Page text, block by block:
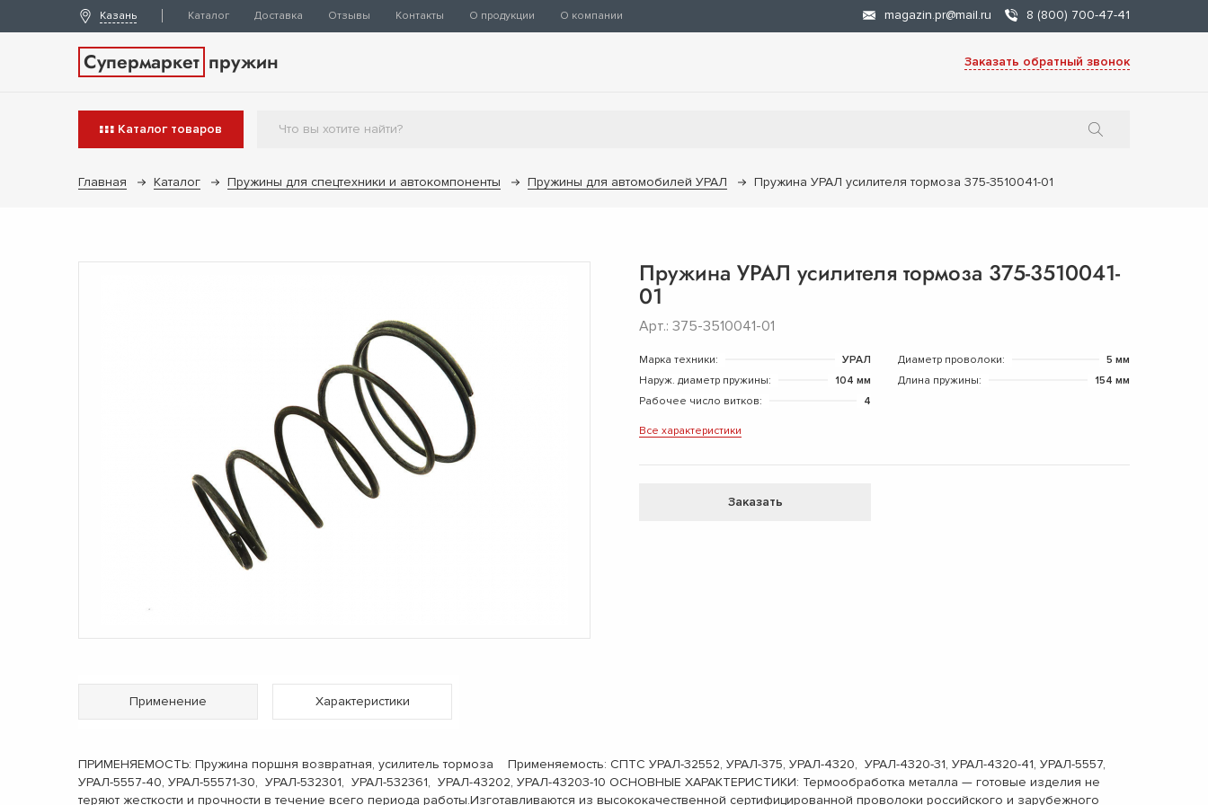
Казань Каталог Доставка Отзывы Контакты О продукции О компании magazin.pr@mail.ru 8 (800) 700-47-41
Супермаркет пружин Заказать обратный звонок
Каталог товаров
Главная Каталог Пружины для спецтехники и автокомпоненты Пружины для автомобилей УРАЛ Пружина УРАЛ усилителя тормоза 375-3510041-01
Пружина УРАЛ усилителя тормоза 375-3510041-
01
Арт.: 375-3510041-01
Марка техники: УРАЛ Диаметр проволоки:
5 мм
Наруж. диаметр пружины:
104 мм Длина пружины:
154 мм
Рабочее число витков:
4
Все характеристики
Заказать
Применение Характеристики
ПРИМЕНЯЕМОСТЬ: Пружина поршня возвратная, усилитель тормоза Применяемость: СПТС УРАЛ-32552, УРАЛ-375, УРАЛ-4320, УРАЛ-4320-31, УРАЛ-4320-41, УРАЛ-5557,
УРАЛ-5557-40, УРАЛ-55571-30, УРАЛ-532301, УРАЛ-532361, УРАЛ-43202, УРАЛ-43203-10 ОСНОВНЫЕ ХАРАКТЕРИСТИКИ: Термообработка металла — готовые изделия не
теряют жесткости и прочности в течение всего периода работы.Изготавливаются из высококачественной сертифицированной проволоки российского и зарубежного